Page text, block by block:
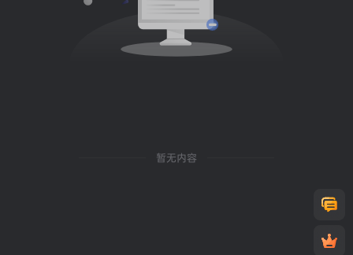
暂无内容